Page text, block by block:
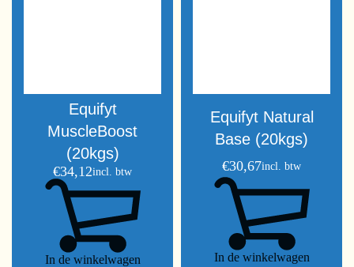
Equifyt
MuscleBoost
(20kgs)
€34,12incl. btw
In de winkelwagen
Equifyt Natural
Base (20kgs)
€30,67incl. btw
In de winkelwagen